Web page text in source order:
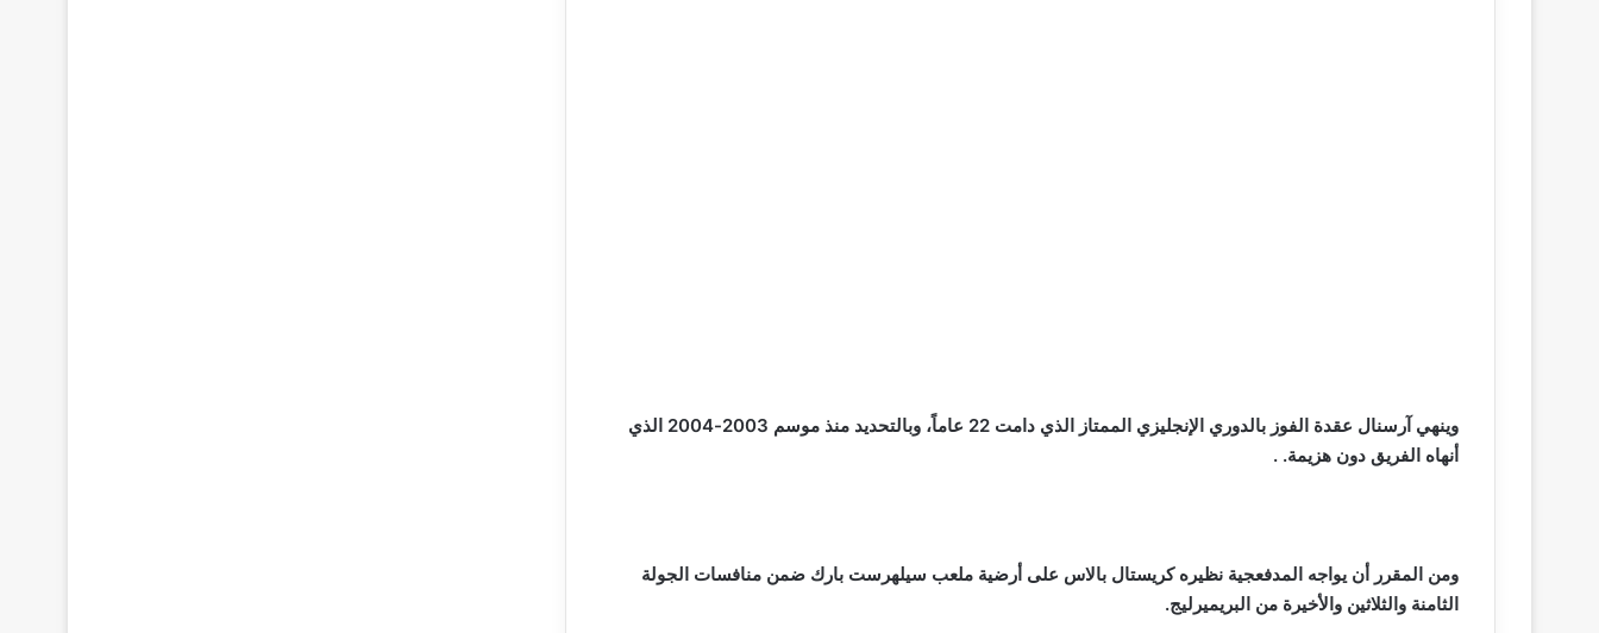
وينهي آرسنال عقدة الفوز بالدوري الإنجليزي الممتاز الذي دامت 22 عاماً، وبالتحديد منذ موسم 2003-2004 الذي
أنهاه الفريق دون هزيمة. .
ومن المقرر أن يواجه المدفعجية نظيره كريستال بالاس على أرضية ملعب سيلهرست بارك ضمن منافسات الجولة
الثامنة والثلاثين والأخيرة من البريميرليج.